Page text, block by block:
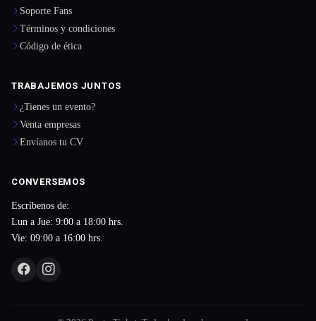
Soporte Fans
Términos y condiciones
Código de ética
TRABAJEMOS JUNTOS
¿Tienes un evento?
Venta empresas
Envíanos tu CV
CONVERSEMOS
Escríbenos de:
Lun a Jue: 9:00 a 18:00 hrs.
Vie: 09:00 a 16:00 hrs.